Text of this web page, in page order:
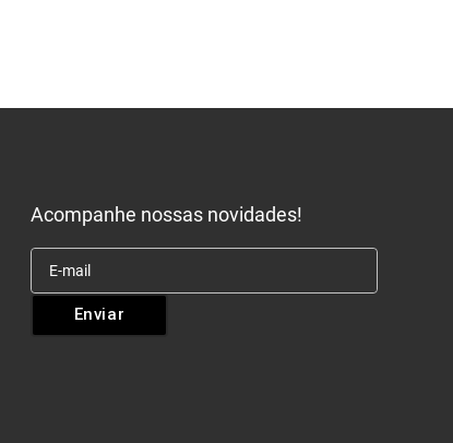
Acompanhe nossas novidades!
Enviar